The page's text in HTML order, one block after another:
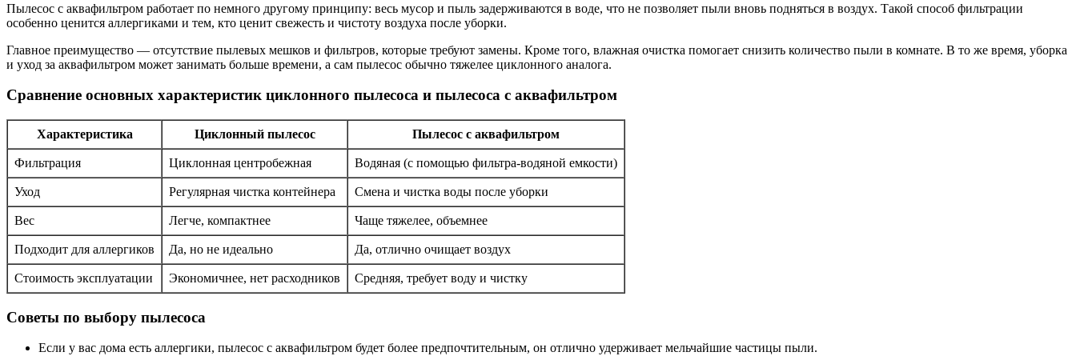
Пылесос с аквафильтром работает по немного другому принципу: весь мусор и пыль задерживаются в воде, что не позволяет пыли вновь подняться в воздух. Такой способ фильтрации
особенно ценится аллергиками и тем, кто ценит свежесть и чистоту воздуха после уборки.
Главное преимущество — отсутствие пылевых мешков и фильтров, которые требуют замены. Кроме того, влажная очистка помогает снизить количество пыли в комнате. В то же время, уборка
и уход за аквафильтром может занимать больше времени, а сам пылесос обычно тяжелее циклонного аналога.
Сравнение основных характеристик циклонного пылесоса и пылесоса с аквафильтром
Характеристика Циклонный пылесос Пылесос с аквафильтром
Фильтрация Циклонная центробежная Водяная (с помощью фильтра-водяной емкости)
Уход Регулярная чистка контейнера Смена и чистка воды после уборки
Вес Легче, компактнее Чаще тяжелее, объемнее
Подходит для аллергиков Да, но не идеально Да, отлично очищает воздух
Стоимость эксплуатации Экономичнее, нет расходников Средняя, требует воду и чистку
Советы по выбору пылесоса
Если у вас дома есть аллергики, пылесос с аквафильтром будет более предпочтительным, он отлично удерживает мельчайшие частицы пыли.